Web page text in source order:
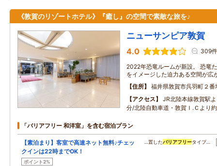
《敦賀のリゾートホテル》『癒し』の空間で素敵な旅を♪
ニューサンピア敦賀
4.0 309件
2022年恐竜ルームが新設。 恐竜
をイメージした迫力ある空間が広
住所
福井県敦賀市呉羽町２番
アクセス
JR北陸本線敦賀駅
分/北陸自動車道・敦賀Ｉ.Ｃより
「バリアフリー 和洋室」を含む宿泊プラン
【素泊まり】客室で高速ネット無料♪チェッ
クインは22時までOK！
ポイント2%
…置したバリアフリータイプ…